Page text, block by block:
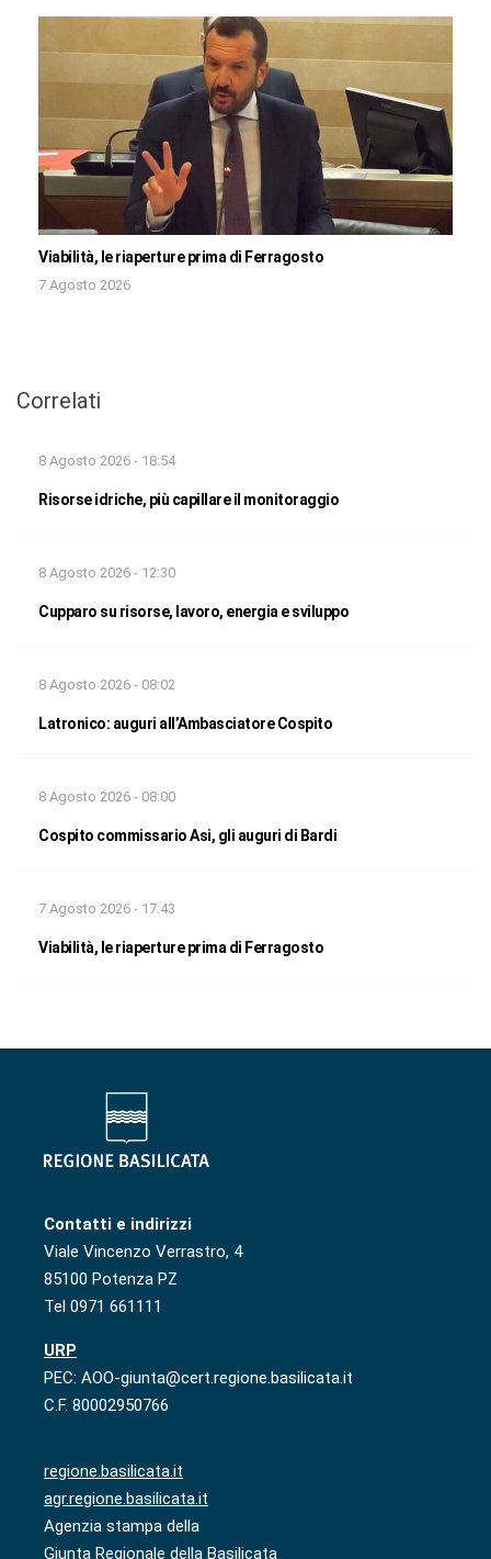
Viabilità, le riaperture prima di Ferragosto
7 Agosto 2026
Correlati
8 Agosto 2026 - 18:54
Risorse idriche, più capillare il monitoraggio
8 Agosto 2026 - 12:30
Cupparo su risorse, lavoro, energia e sviluppo
8 Agosto 2026 - 08:02
Latronico: auguri all’Ambasciatore Cospito
8 Agosto 2026 - 08:00
Cospito commissario Asi, gli auguri di Bardi
7 Agosto 2026 - 17:43
Viabilità, le riaperture prima di Ferragosto
Contatti e indirizzi
Viale Vincenzo Verrastro, 4
85100 Potenza PZ
Tel 0971 661111
URP
PEC: AOO-giunta@cert.regione.basilicata.it
C.F. 80002950766
regione.basilicata.it
agr.regione.basilicata.it
Agenzia stampa della
Giunta Regionale della Basilicata